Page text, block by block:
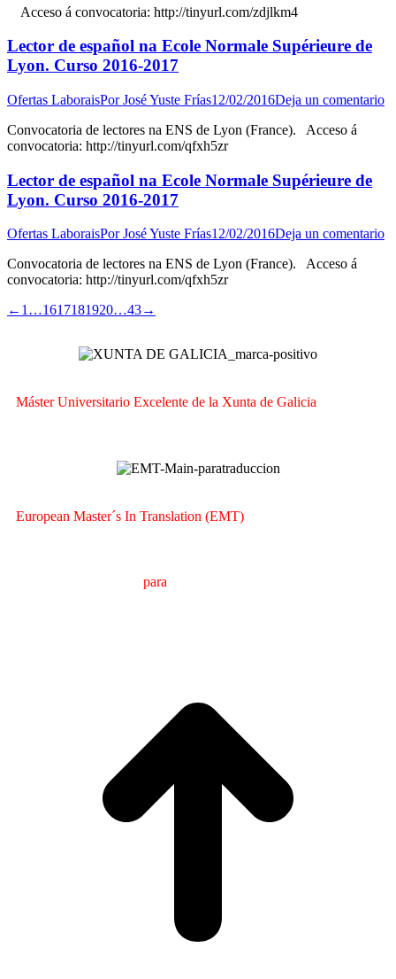
Acceso á convocatoria: http://tinyurl.com/zdjlkm4
Lector de español na Ecole Normale Supérieure de
Lyon. Curso 2016-2017
Ofertas LaboraisPorJosé Yuste Frías12/02/2016Deja un comentario
Convocatoria de lectores na ENS de Lyon (France). Acceso á
convocatoria: http://tinyurl.com/qfxh5zr
Lector de español na Ecole Normale Supérieure de
Lyon. Curso 2016-2017
Ofertas LaboraisPorJosé Yuste Frías12/02/2016Deja un comentario
Convocatoria de lectores na ENS de Lyon (France). Acceso á
convocatoria: http://tinyurl.com/qfxh5zr
← 1 …1617181920…43→
Máster Universitario Excelente de la Xunta de Galicia
European Master´s In Translation (EMT)
para